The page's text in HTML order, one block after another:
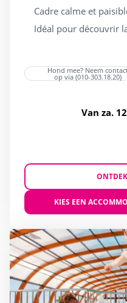
Cadre calme et
Idéal pour découvrir
Hond mee? Neem
op via (010-303.18.20)
Van za.
KIES EEN